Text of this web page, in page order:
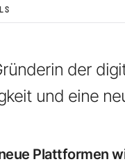
der
und eine
Plattformen